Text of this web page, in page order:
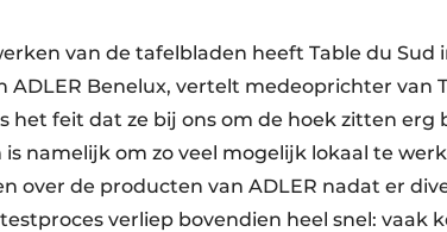
van de tafelbladen heeft Table du Sud
ADLER Benelux, vertelt medeoprichter van
het feit dat ze bij ons om de hoek zitten erg
namelijk om zo veel mogelijk lokaal te
over de producten van ADLER nadat er
verliep bovendien heel snel: vaak